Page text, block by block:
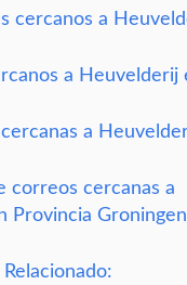
cercanos a
a Heuvelderij
a
correos cercanas a
Provincia